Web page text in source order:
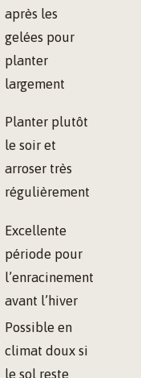
après les
gelées pour
planter
largement
Planter plutôt
le soir et
arroser très
régulièrement
Excellente
période pour
l’enracinement
avant l’hiver
Possible en
climat doux si
le sol reste